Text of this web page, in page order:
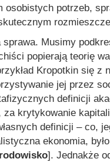
osobistych potrzeb,
sprawa. Musimy
popierają teorię
Kropotkin się z
jej przez
definicji
za krytykowanie
definicji – co,
ekonomia,
]. Jednakże